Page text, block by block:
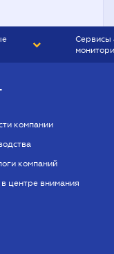
Сервисы
компании
компаний
центре внимания